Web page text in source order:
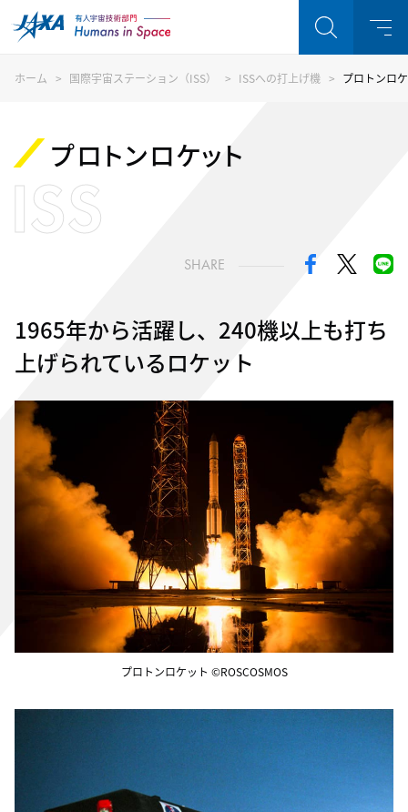
ホーム 国際宇宙ステーション（ISS） ISSへの打上げ機 プロトンロ
プロトンロケット
ISS
SHARE
1965年から活躍し、240機以上も打ち
上げられているロケット
プロトンロケット ©ROSCOSMOS